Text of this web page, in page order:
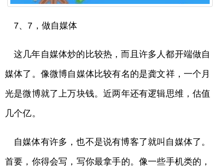
7、7，做自媒体
这几年自媒体炒的比较热，而且许多人都开端做自
媒体了。像微博自媒体比较有名的是龚文祥，一个月
光是微博就了上万块钱。近两年还有逻辑思维，估值
几个亿。
自媒体有许多，也不是说有博客了就叫自媒体了。
首要，你得会写，写你最拿手的。像一些手机类的，